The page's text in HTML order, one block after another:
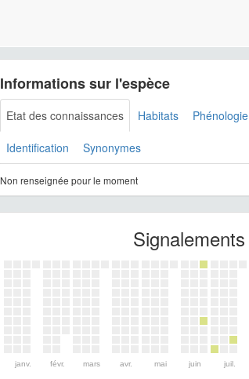
Informations sur l'espèce
Etat des connaissances Habitats Phénologie
Identification Synonymes
Non renseignée pour le moment
Signalements
janv. févr. mars avr. mai juin juil.